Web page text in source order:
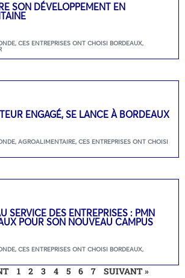
SON DÉVELOPPEMENT EN
, CES ENTREPRISES ONT CHOISI BORDEAUX,
ENGAGÉ, SE LANCE À BORDEAUX
, AGROALIMENTAIRE, CES ENTREPRISES ONT CHOISI
SERVICE DES ENTREPRISES : PMN
POUR SON NOUVEAU CAMPUS
, CES ENTREPRISES ONT CHOISI BORDEAUX,
1 2 3 4 5 6 7 SUIVANT »